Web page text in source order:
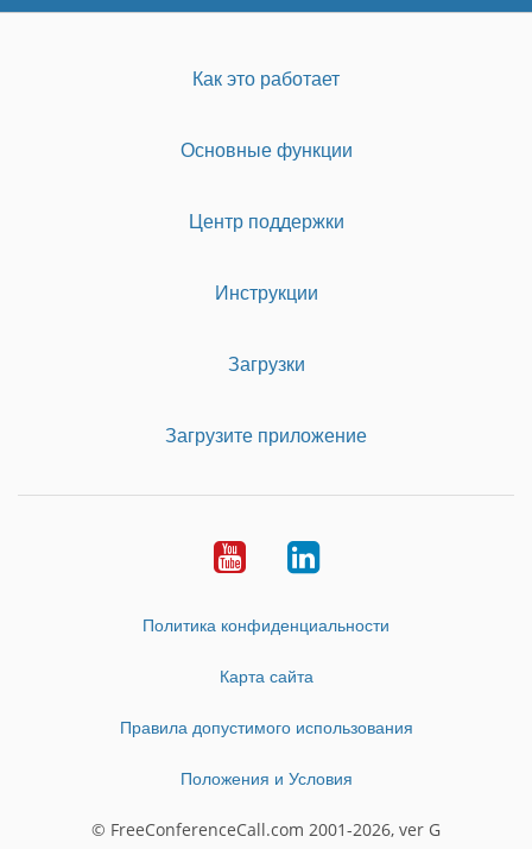
Как это работает
Основные функции
Центр поддержки
Инструкции
Загрузки
Загрузите приложение
YoutubeLinkedIn
Политика конфиденциальности
Карта сайта
Правила допустимого использования
Положения и Условия
© FreeConferenceCall.com 2001-2026, ver G